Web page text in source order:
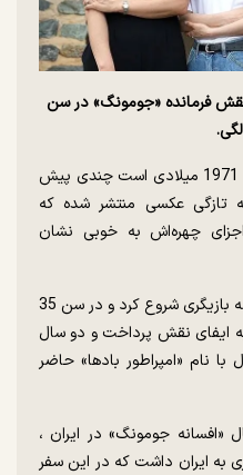
فرمانده «جومونگ» در سن
سونگ ایل گوک که متولد اول اکتبر 1971 میلادی است چندی پیش
او به تازگی عکسی منتشر شده که
چهره‌اش به خوبی نشان
او از سال 1988 فعالیتش را در عرصه بازیگری شروع کرد و در سن 35
ایفای نقش پرداخت و دو سال
نام «امپراطور بادها» حاضر
جومونگ» در ایران ،
گوک در سال 1388 سفری به ایران داشت که در این سفر